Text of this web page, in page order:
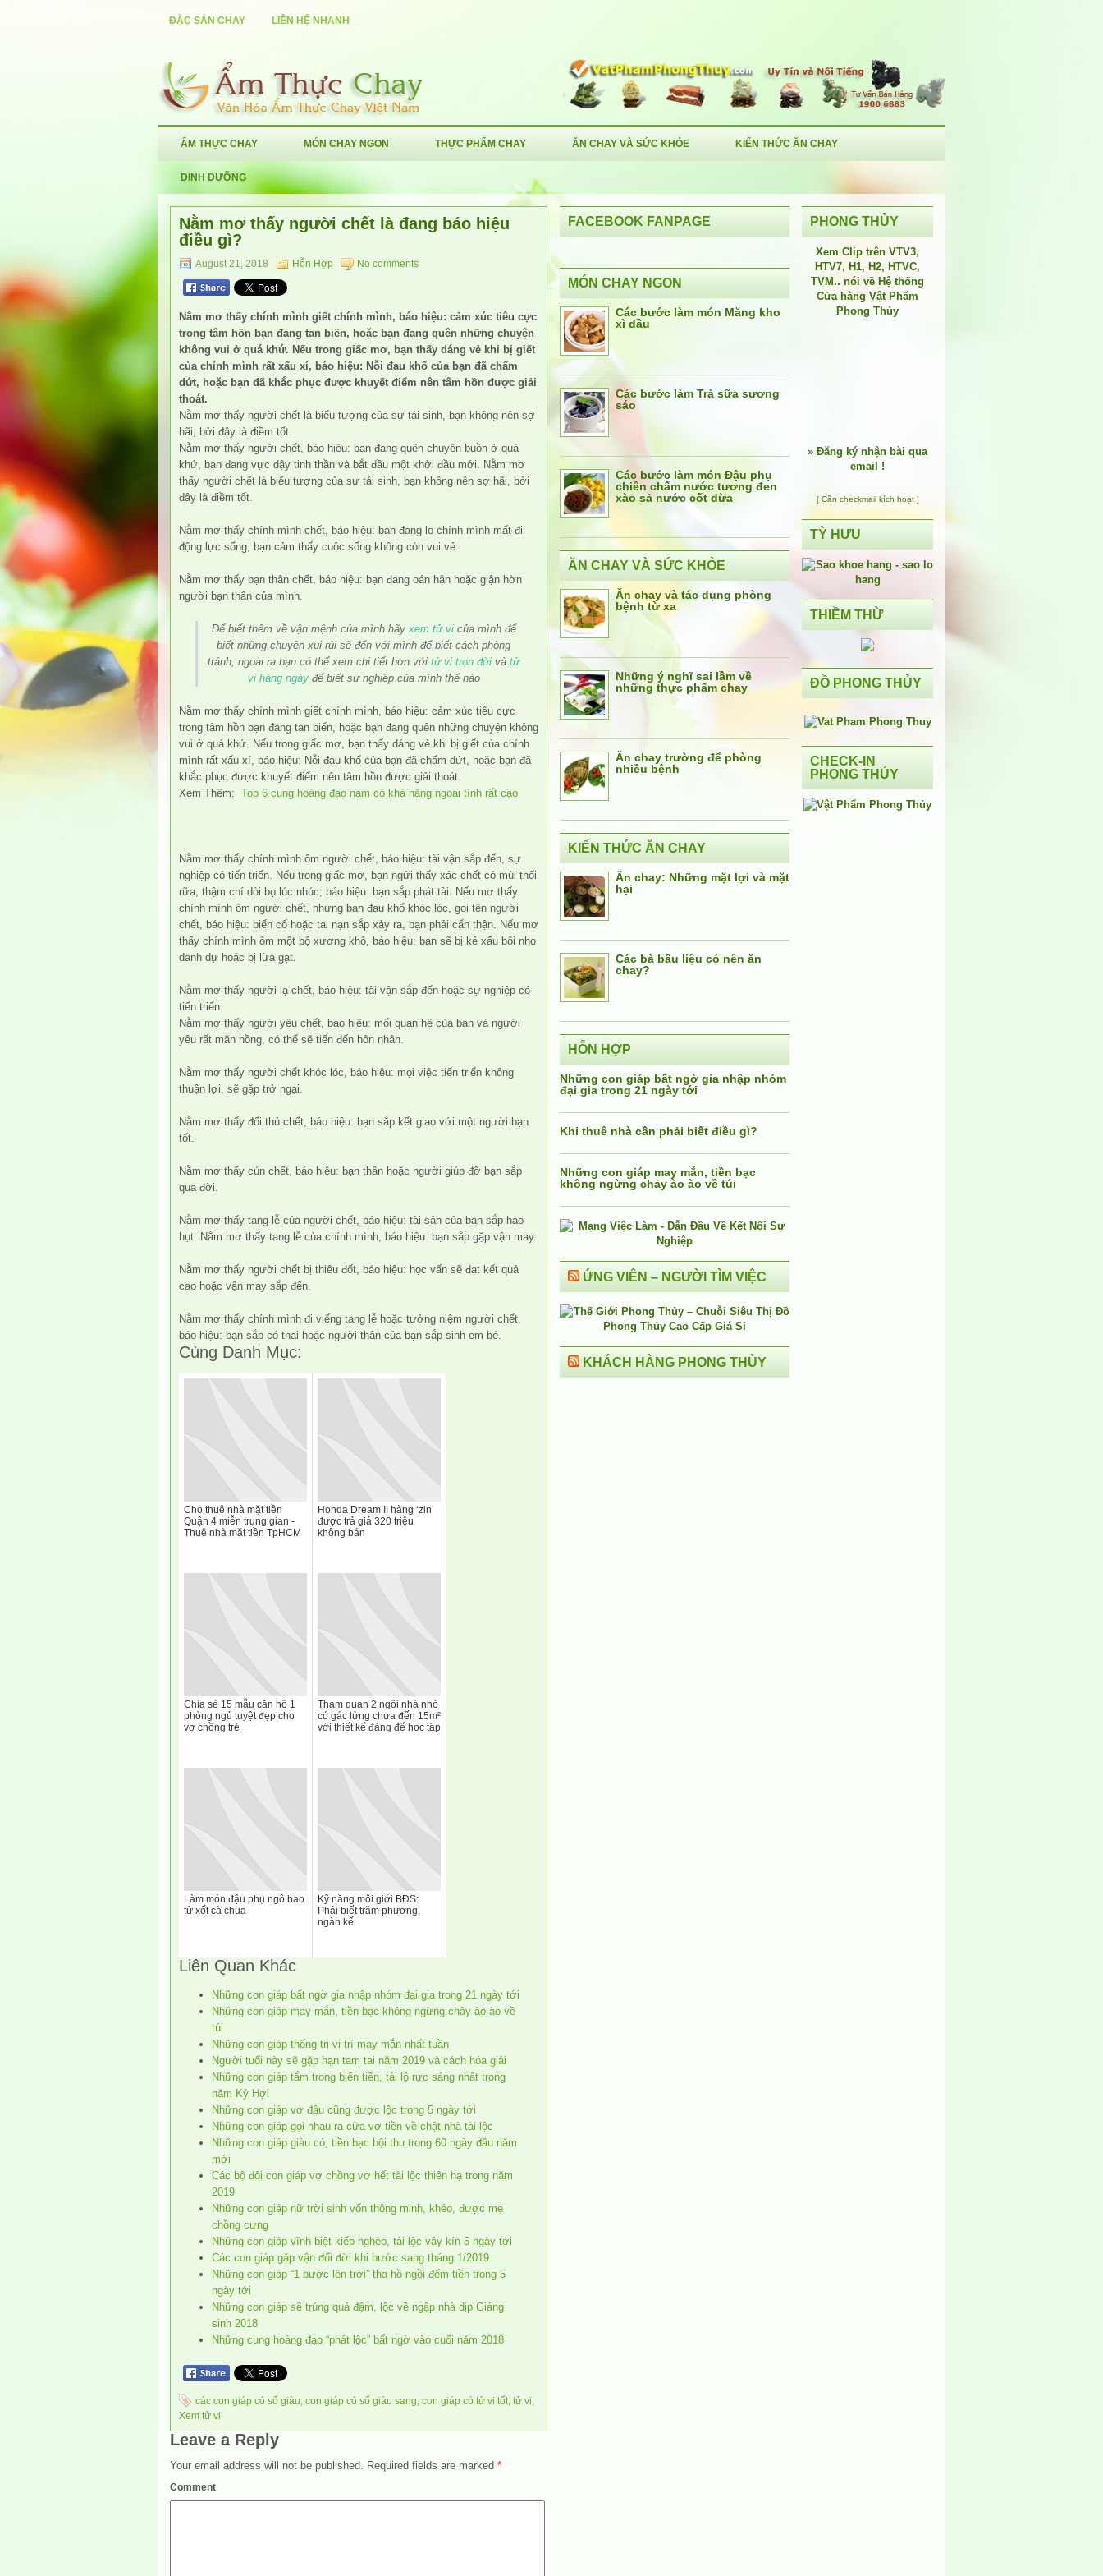
ĐẶC SẢN CHAY LIÊN HỆ NHANH
ẨM THỰC CHAY MÓN CHAY NGON THỰC PHẨM CHAY ĂN CHAY VÀ SỨC KHỎE KIẾN THỨC ĂN CHAY
DINH DƯỠNG
Nằm mơ thấy người chết là đang báo hiệu
điều gì?
August 21, 2018 Hỗn Hợp No comments
Nằm mơ thấy chính mình giết chính mình, báo hiệu: cảm xúc tiêu cực
trong tâm hồn bạn đang tan biến, hoặc bạn đang quên những chuyện
không vui ở quá khứ. Nếu trong giấc mơ, bạn thấy dáng vẻ khi bị giết
của chính mình rất xấu xí, báo hiệu: Nỗi đau khổ của bạn đã chấm
dứt, hoặc bạn đã khắc phục được khuyết điểm nên tâm hồn được giải
thoát.
Nằm mơ thấy người chết là biểu tượng của sự tái sinh, bạn không nên sợ
hãi, bởi đây là điềm tốt.
Nằm mơ thấy người chết, báo hiệu: bạn đang quên chuyện buồn ở quá
khứ, bạn đang vực dậy tinh thần và bắt đầu một khởi đầu mới. Nằm mơ
thấy người chết là biểu tượng của sự tái sinh, bạn không nên sợ hãi, bởi
đây là điềm tốt.
Nằm mơ thấy chính mình chết, báo hiệu: bạn đang lo chính mình mất đi
động lực sống, bạn cảm thấy cuộc sống không còn vui vẻ.
Nằm mơ thấy bạn thân chết, báo hiệu: bạn đang oán hận hoặc giận hờn
người bạn thân của mình.
Để biết thêm về vận mệnh của mình hãy xem tử vicủa mình để
biết những chuyện xui rủi sẽ đến với mình để biết cách phòng
tránh, ngoài ra bạn có thể xem chi tiết hơn với tử vi trọn đời và tử
vi hàng ngàyđể biết sự nghiệp của mình thế nào
Nằm mơ thấy chính mình giết chính mình, báo hiệu: cảm xúc tiêu cực
trong tâm hồn bạn đang tan biến, hoặc bạn đang quên những chuyện không
vui ở quá khứ. Nếu trong giấc mơ, bạn thấy dáng vẻ khi bị giết của chính
mình rất xấu xí, báo hiệu: Nỗi đau khổ của bạn đã chấm dứt, hoặc bạn đã
khắc phục được khuyết điểm nên tâm hồn được giải thoát.
Xem Thêm: Top 6 cung hoàng đạo nam có khả năng ngoại tình rất cao
Nằm mơ thấy chính mình ôm người chết, báo hiệu: tài vận sắp đến, sự
nghiệp có tiến triển. Nếu trong giấc mơ, bạn ngửi thấy xác chết có mùi thối
rữa, thậm chí dòi bọ lúc nhúc, báo hiệu: bạn sắp phát tài. Nếu mơ thấy
chính mình ôm người chết, nhưng bạn đau khổ khóc lóc, gọi tên người
chết, báo hiệu: biến cố hoặc tai nạn sắp xảy ra, bạn phải cẩn thận. Nếu mơ
thấy chính mình ôm một bộ xương khô, báo hiệu: bạn sẽ bị kẻ xấu bôi nhọ
danh dự hoặc bị lừa gạt.
Nằm mơ thấy người lạ chết, báo hiệu: tài vận sắp đến hoặc sự nghiệp có
tiến triển.
Nằm mơ thấy người yêu chết, báo hiệu: mối quan hệ của bạn và người
yêu rất mặn nồng, có thể sẽ tiến đến hôn nhân.
Nằm mơ thấy người chết khóc lóc, báo hiệu: mọi việc tiến triển không
thuận lợi, sẽ gặp trở ngại.
Nằm mơ thấy đối thủ chết, báo hiệu: bạn sắp kết giao với một người bạn
tốt.
Nằm mơ thấy cún chết, báo hiệu: bạn thân hoặc người giúp đỡ bạn sắp
qua đời.
Nằm mơ thấy tang lễ của người chết, báo hiệu: tài sản của bạn sắp hao
hụt. Nằm mơ thấy tang lễ của chính mình, báo hiệu: bạn sắp gặp vận may.
Nằm mơ thấy người chết bị thiêu đốt, báo hiệu: học vấn sẽ đạt kết quả
cao hoặc vận may sắp đến.
Nằm mơ thấy chính mình đi viếng tang lễ hoặc tưởng niệm người chết,
báo hiệu: bạn sắp có thai hoặc người thân của bạn sắp sinh em bé.
Cùng Danh Mục:
Cho thuê nhà mặt tiền
Quận 4 miễn trung gian -
Thuê nhà mặt tiền TpHCM
Honda Dream II hàng ‘zin’
được trả giá 320 triệu
không bán
Chia sẻ 15 mẫu căn hộ 1
phòng ngủ tuyệt đẹp cho
vợ chồng trẻ
Tham quan 2 ngôi nhà nhỏ
có gác lửng chưa đến 15m²
với thiết kế đáng để học tập
Làm món đậu phụ ngô bao
tử xốt cà chua
Kỹ năng môi giới BĐS:
Phải biết trăm phương,
ngàn kế
Liên Quan Khác
Những con giáp bất ngờ gia nhập nhóm đại gia trong 21 ngày tới
Những con giáp may mắn, tiền bạc không ngừng chảy ào ào về
túi
Những con giáp thống trị vị trí may mắn nhất tuần
Người tuổi này sẽ gặp hạn tam tai năm 2019 và cách hóa giải
Những con giáp tắm trong biển tiền, tài lộ rực sáng nhất trong
năm Kỷ Hợi
Những con giáp vơ đâu cũng được lộc trong 5 ngày tới
Những con giáp gọi nhau ra cửa vơ tiền về chật nhà tài lộc
Những con giáp giàu có, tiền bạc bội thu trong 60 ngày đầu năm
mới
Các bộ đôi con giáp vợ chồng vơ hết tài lộc thiên hạ trong năm
2019
Những con giáp nữ trời sinh vốn thông minh, khéo, được mẹ
chồng cưng
Những con giáp vĩnh biệt kiếp nghèo, tài lộc vây kín 5 ngày tới
Các con giáp gặp vận đổi đời khi bước sang tháng 1/2019
Những con giáp “1 bước lên trời” tha hồ ngồi đếm tiền trong 5
ngày tới
Những con giáp sẽ trúng quả đậm, lộc về ngập nhà dịp Giáng
sinh 2018
Những cung hoàng đạo “phát lộc” bất ngờ vào cuối năm 2018
các con giáp có số giàu, con giáp có số giàu sang, con giáp có tử vi tốt, tử vi,
Xem tử vi
Leave a Reply
Your email address will not be published. Required fields are marked *
Comment
FACEBOOK FANPAGE
MÓN CHAY NGON
Các bước làm món Măng kho
xì dầu
Các bước làm Trà sữa sương
sáo
Các bước làm món Đậu phụ
chiên chấm nước tương đen
xào sả nước cốt dừa
ĂN CHAY VÀ SỨC KHỎE
Ăn chay và tác dụng phòng
bệnh từ xa
Những ý nghĩ sai lầm về
những thực phẩm chay
Ăn chay trường để phòng
nhiều bệnh
KIẾN THỨC ĂN CHAY
Ăn chay: Những mặt lợi và mặt
hại
Các bà bầu liệu có nên ăn
chay?
HỖN HỢP
Những con giáp bất ngờ gia nhập nhóm
đại gia trong 21 ngày tới
Khi thuê nhà cần phải biết điều gì?
Những con giáp may mắn, tiền bạc
không ngừng chảy ào ào về túi
ỨNG VIÊN – NGƯỜI TÌM VIỆC
KHÁCH HÀNG PHONG THỦY
PHONG THỦY
Xem Clip trên VTV3,
HTV7, H1, H2, HTVC,
TVM.. nói về Hệ thống
Cửa hàng Vật Phẩm
Phong Thủy
» Đăng ký nhận bài qua
email !
[ Cần checkmail kích hoạt ]
TỲ HƯU
THIỀM THỪ
ĐỒ PHONG THỦY
CHECK-IN
PHONG THỦY